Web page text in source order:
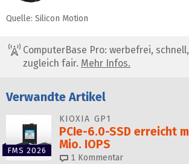
Quelle: Silicon Motion
ComputerBase Pro: werbefrei,
zugleich fair. Mehr Infos.
Verwandte Artikel
FMS 2026
KIOXIA GP1
PCIe-6.0-SSD erreicht
Mio. IOPS
1 Kommentar